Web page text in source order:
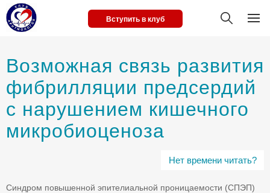
Вступить в клуб
Возможная связь развития
фибрилляции предсердий
с нарушением кишечного
микробиоценоза
Нет времени читать?
Синдром повышенной эпителиальной проницаемости (СПЭП)